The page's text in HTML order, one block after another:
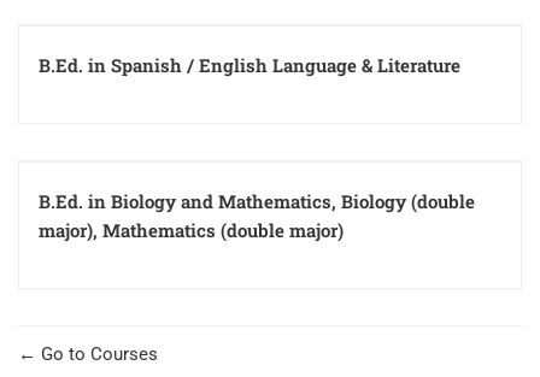
B.Ed. in Spanish / English Language & Literature
B.Ed. in Biology and Mathematics, Biology (double
major), Mathematics (double major)
Go to Courses